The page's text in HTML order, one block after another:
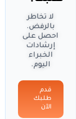
لا تخاطر
بالرفض.
احصل على
إرشادات
الخبراء
اليوم.
قدم
طلبك
الآن